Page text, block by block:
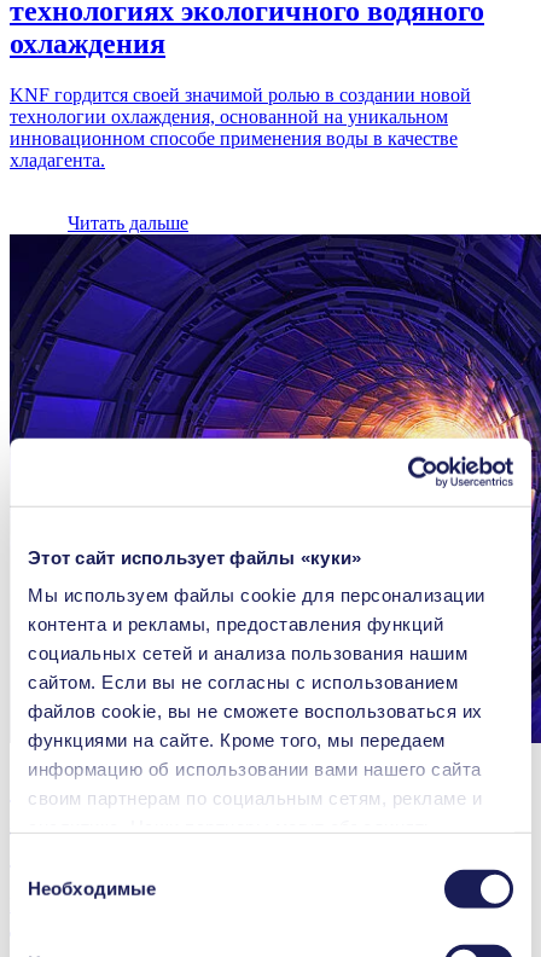
Этот сайт использует файлы «куки»
Мы используем файлы сookie для персонализации
контента и рекламы, предоставления функций
социальных сетей и анализа пользования нашим
сайтом. Если вы не согласны с использованием
файлов cookie, вы не сможете воспользоваться их
функциями на сайте. Кроме того, мы передаем
информацию об использовании вами нашего сайта
своим партнерам по социальным сетям, рекламе и
которая была предоставлена вами или получена в
процессе пользования их услугами. Вы можете в
любой момент аннулировать свое согласие, перейдя
согласия
Необходимые
технологиях экологичного водяного
охлаждения
KNF гордится своей значимой ролью в создании новой
технологии охлаждения, основанной на уникальном
инновационном способе применения воды в качестве
хладагента.
Читать дальше
Сверхчистые газовые смеси для
Почему крупнейший в мире центр ядерных исследований